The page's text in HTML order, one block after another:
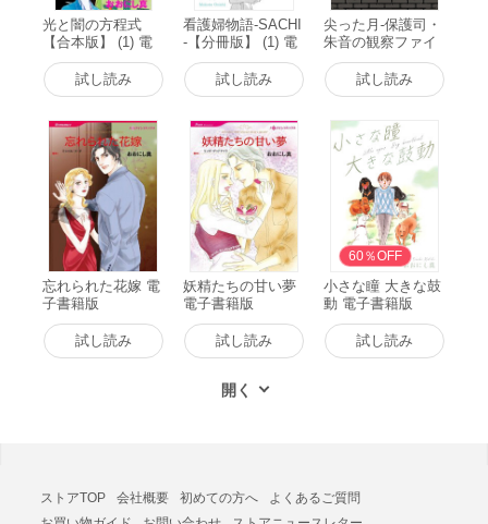
光と闇の方程式
【合本版】 (1) 電
子書籍版
試し読み
看護婦物語-SACHI
-【分冊版】 (1) 電
子書籍版
試し読み
尖った月-保護司・
朱音の観察ファイ
ル- (1) 電子書籍版
試し読み
忘れられた花嫁 電
子書籍版
試し読み
妖精たちの甘い夢
電子書籍版
試し読み
60％OFF
小さな瞳 大きな鼓
動 電子書籍版
試し読み
ストアTOP 会社概要 初めての方へ
よくあるご質問